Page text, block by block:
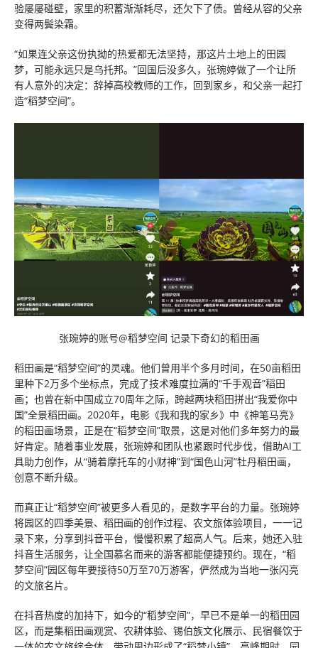
验屡屡碰壁，家里的积蓄渐渐耗尽，还欠下了债。曾经从容的父亲
变得两鬓染霜。
“如果连父亲这份执拗的热爱都无法坚持，那这片土地上的田园
梦，可能永远只是乌托邦。”回国后没多久，张琬婷做了一个让所
有人意外的决定：辞掉高校教师的工作，回到家乡，和父亲一起打
造“稻梦空间”。
张琬婷的账号@稻梦空间 记录下奇幻的稻田画
稻田画是“稻梦空间”的灵魂。他们曾用半个多月时间，在50亩稻田
里种下2万多个坐标点，完成了技术难度拉满的“千手观音”稻田
画；也曾在新中国成立70周年之际，跨越两块稻田拼出“我爱你中
国”全景稻田画。2020年，电影《我和我的家乡》中《神笔马亮》
的稻田画场景，正是在“稻梦空间”取景，这是对他们多年努力的最
好肯定。随着事业发展，张琬婷和团队也紧跟时代步伐，借助AI工
具助力创作，从“骑着摩托车的小财神”到“国色山河”牡丹稻田画，
创意不断升级。
而真正让“稻梦空间”被更多人看见的，是数字平台的力量。张琬婷
将园区的四季美景、稻田画的创作过程、农文旅体验项目，一一记
录下来，分享到抖音平台，慢慢积累了超高人气。后来，她还入驻
抖音生活服务，让全国慕名而来的游客都能便捷预约。现在，“稻
梦空间”园区每年要接待50万至70万游客，俨然成为当地一张闪亮
的文旅名片。
在抖音热度的加持下，如今的“稻梦空间”，早已不是单一的稻田园
区，而是集稻田画观赏、农耕体验、锡伯族文化展示、民宿餐饮于